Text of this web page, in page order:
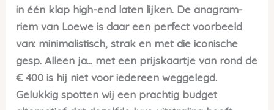
in één klap high-end laten lijken. De anagram-
riem van Loewe is daar een perfect voorbeeld
van: minimalistisch, strak en met die iconische
gesp. Alleen ja… met een prijskaartje van rond de
€ 400 is hij niet voor iedereen weggelegd.
Gelukkig spotten wij een prachtig budget